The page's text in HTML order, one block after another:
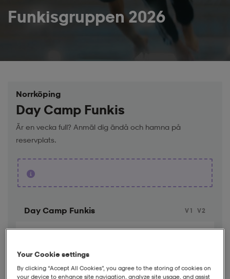
Funkisgruppen 2026
Norrköping
Day Camp Funkis
Är en vecka full? Anmäl dig ändå och hamna på
reservplats.
Day Camp Funkis V1 V2
Killar
Tjejer
Your Cookie settings
By clicking “Accept All Cookies”, you agree to the storing of cookies on
your device to enhance site navigation, analyze site usage, and assist